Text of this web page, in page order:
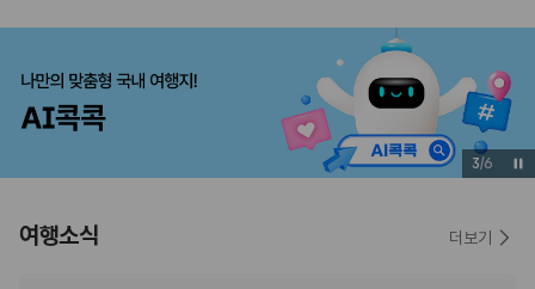
3/6
여행소식 더보기